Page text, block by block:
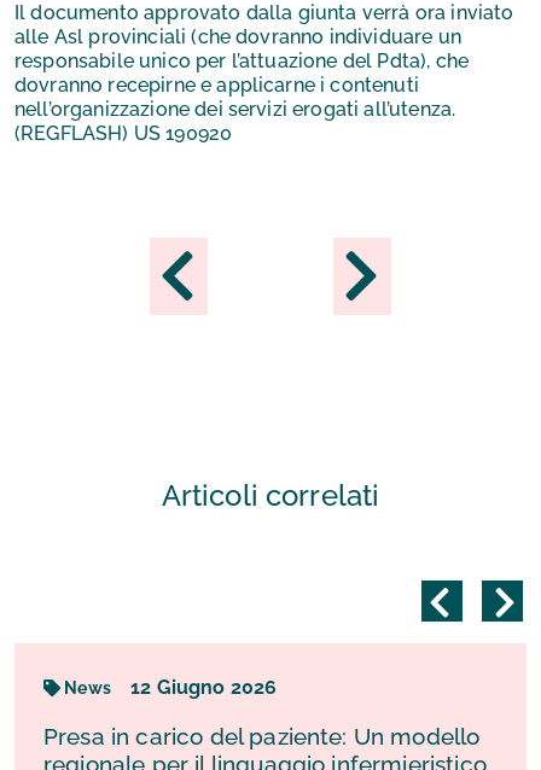
Il documento approvato dalla giunta verrà ora inviato
alle Asl provinciali (che dovranno individuare un
responsabile unico per l’attuazione del Pdta), che
dovranno recepirne e applicarne i contenuti
nell’organizzazione dei servizi erogati all’utenza.
(REGFLASH) US 190920
Articoli correlati
News 12 Giugno 2026
Presa in carico del paziente: Un modello
regionale per il linguaggio infermieristico